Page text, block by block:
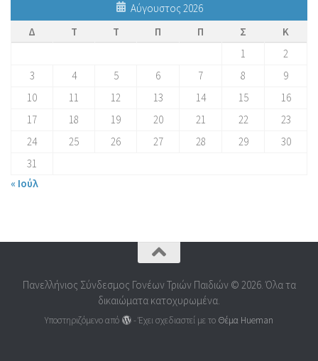
Αύγουστος 2026
Δ
Τ Τ Π Π Σ
Κ
1
2
3
4 5 6 7 8
9
10
11 12 13 14 15
16
17
18 19 20 21 22
23
24
25 26 27 28 29
30
31
« Ιούλ
Πανελλήνιος Σύνδεσμος Γονέων Τριών Παιδιών © 2026. Όλα τα
δικαιώματα κατοχυρωμένα.
Υποστηριζόμενο από - Έχει σχεδιαστεί με το Θέμα Ηueman